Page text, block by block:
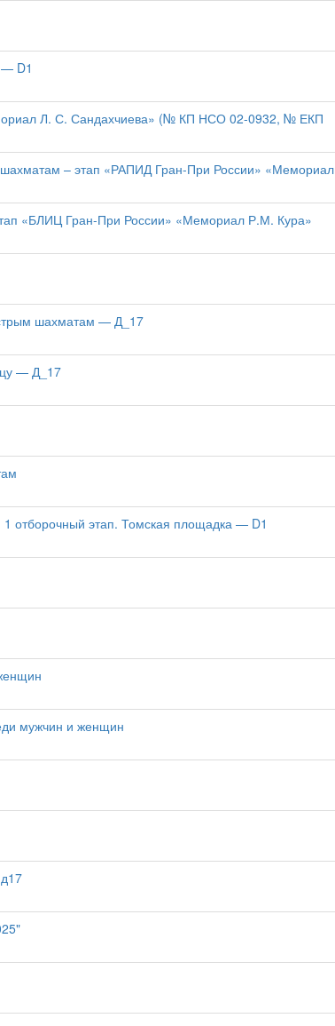
D1
Л. С. Сандахчиева» (№ КП НСО 02-0932, № ЕКП
– этап «РАПИД Гран-При России» «Мемориал
«БЛИЦ Гран-При России» «Мемориал Р.М. Кура»
шахматам — Д_17
— Д_17
этап. Томская площадка — D1
мужчин и женщин